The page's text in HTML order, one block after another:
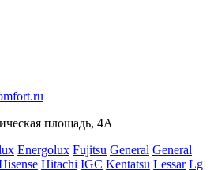
площадь, 4А
Energolux Fujitsu General General
Hitachi IGC Kentatsu Lessar Lg